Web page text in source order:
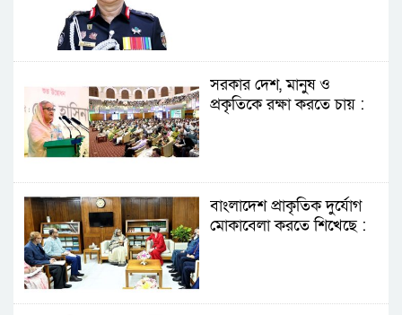
সরকার দেশ, মানুষ ও
প্রকৃতিকে রক্ষা করতে চায় :
বাংলাদেশ প্রাকৃতিক দুর্যোগ
মোকাবেলা করতে শিখেছে :